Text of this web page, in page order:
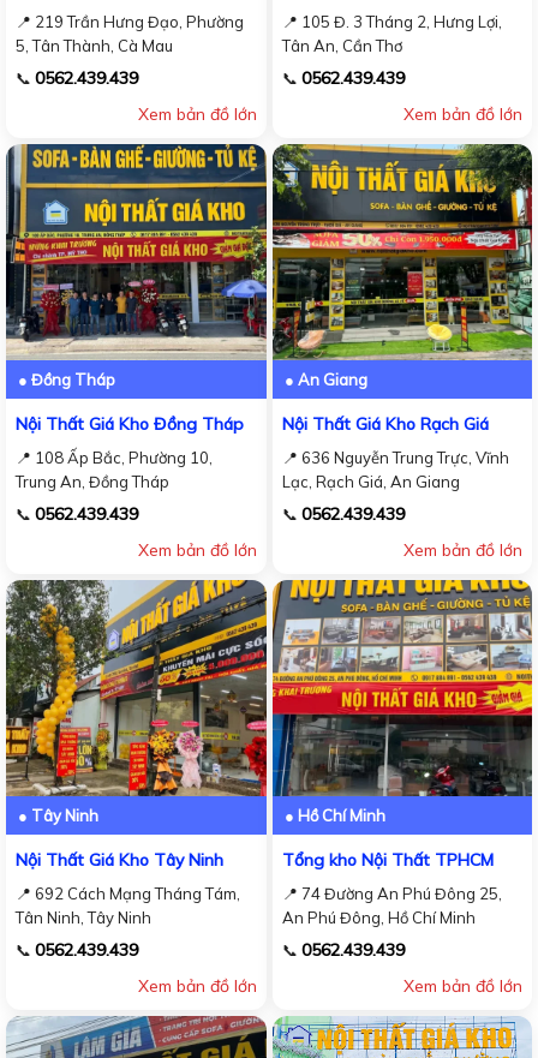
📍 219 Trần Hưng Đạo, Phường
5, Tân Thành, Cà Mau
📞 0562.439.439
Xem bản đồ lớn
📍 105 Đ. 3 Tháng 2, Hưng Lợi,
Tân An, Cần Thơ
📞 0562.439.439
Xem bản đồ lớn
● Đồng Tháp
Nội Thất Giá Kho Đồng Tháp
📍 108 Ấp Bắc, Phường 10,
Trung An, Đồng Tháp
📞 0562.439.439
Xem bản đồ lớn
● An Giang
Nội Thất Giá Kho Rạch Giá
📍 636 Nguyễn Trung Trực, Vĩnh
Lạc, Rạch Giá, An Giang
📞 0562.439.439
Xem bản đồ lớn
● Tây Ninh
Nội Thất Giá Kho Tây Ninh
📍 692 Cách Mạng Tháng Tám,
Tân Ninh, Tây Ninh
📞 0562.439.439
Xem bản đồ lớn
● Hồ Chí Minh
Tổng kho Nội Thất TPHCM
📍 74 Đường An Phú Đông 25,
An Phú Đông, Hồ Chí Minh
📞 0562.439.439
Xem bản đồ lớn